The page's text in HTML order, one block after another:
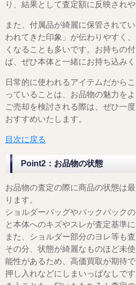
り、結果として査定額に反映されや
また、付属品が綺麗に保管されて
われてきた印象」が伝わりやすく
くなることも多いです。お持ちの
ば、ぜひ本体と一緒にお持ち込みく
日常的に使われるアイテムだから
っていることは、お品物の魅力を
ご売却を検討される際は、ぜひ一
おすすめいたします。
目次に戻る
Point2：お品物の状態
お品物の査定の際に商品の状態は
ります。
ショルダーバッグやバックパック
と本体へのキズやスレが査定基準に
また、ショルダー部分のヨレ等も
その分、状態が綺麗なものほど未
能性があるため、高価買取が期待で
押し入れなどにしまいっぱなしで